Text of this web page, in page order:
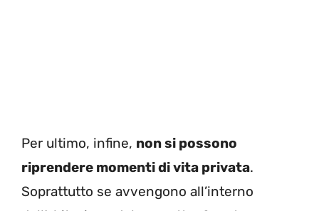
Per ultimo, infine, non si possono
riprendere momenti di vita privata.
Soprattutto se avvengono all’interno